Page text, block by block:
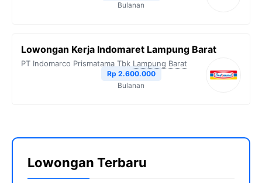
Bulanan
Lowongan Kerja Indomaret Lampung Barat
PT Indomarco Prismatama Tbk Lampung Barat
Rp 2.600.000
Bulanan
Lowongan Terbaru